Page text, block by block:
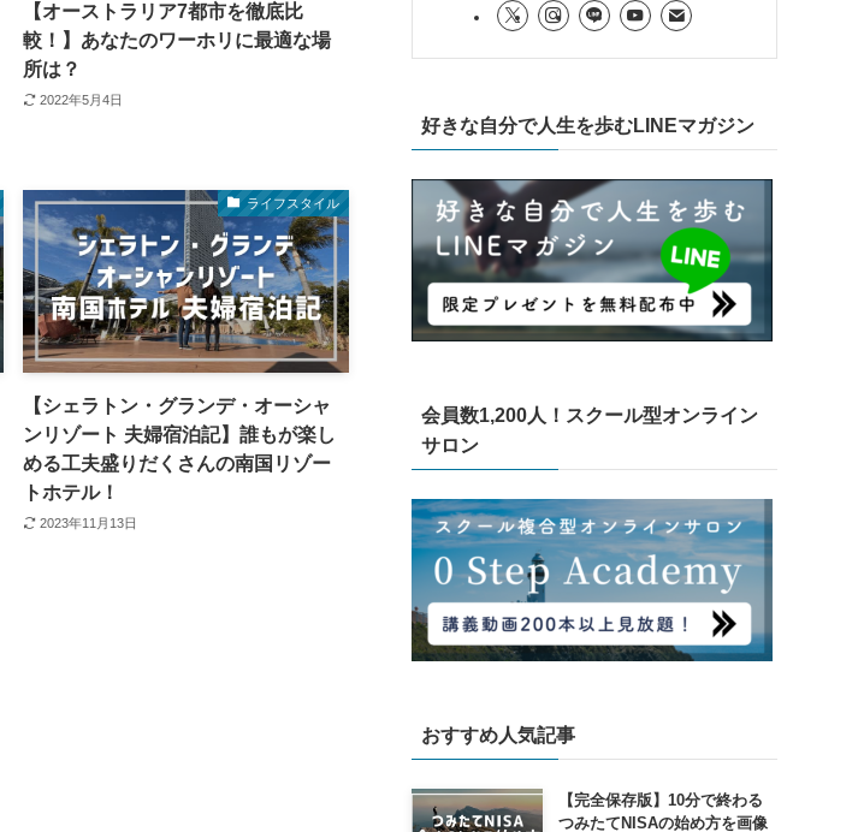
【オーストラリア7都市を徹底比
較！】あなたのワーホリに最適な場
所は？
2022年5月4日
ライフスタイル
【シェラトン・グランデ・オーシャ
ンリゾート 夫婦宿泊記】誰もが楽し
める工夫盛りだくさんの南国リゾー
トホテル！
2023年11月13日
好きな自分で人生を歩むLINEマガジン
会員数1,200人！スクール型オンライン
サロン
おすすめ人気記事
【完全保存版】10分で終わる
つみたてNISAの始め方を画像